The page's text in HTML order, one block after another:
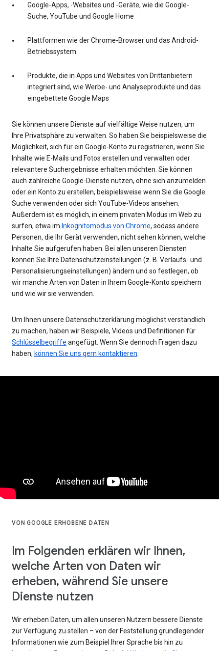
Google-Apps, -Websites und -Geräte, wie die Google-
Suche, YouTube und Google Home
Plattformen wie der Chrome-Browser und das Android-
Betriebssystem
Produkte, die in Apps und Websites von Drittanbietern
integriert sind, wie Werbe- und Analyseprodukte und das
eingebettete Google Maps
Sie können unsere Dienste auf vielfältige Weise nutzen, um
Ihre Privatsphäre zu verwalten. So haben Sie beispielsweise die
Möglichkeit, sich für ein Google-Konto zu registrieren, wenn Sie
Inhalte wie E-Mails und Fotos erstellen und verwalten oder
relevantere Suchergebnisse erhalten möchten. Sie können
auch zahlreiche Google-Dienste nutzen, ohne sich anzumelden
oder ein Konto zu erstellen, beispielsweise wenn Sie die Google
Suche verwenden oder sich YouTube-Videos ansehen.
Außerdem ist es möglich, in einem privaten Modus im Web zu
surfen, etwa im Inkognitomodus von Chrome, sodass andere
Personen, die Ihr Gerät verwenden, nicht sehen können, welche
Inhalte Sie aufgerufen haben. Bei allen unseren Diensten
können Sie Ihre Datenschutzeinstellungen (z. B. Verlaufs- und
Personalisierungseinstellungen) ändern und so festlegen, ob
wir manche Arten von Daten in Ihrem Google-Konto speichern
und wie wir sie verwenden.
Um Ihnen unsere Datenschutzerklärung möglichst verständlich
zu machen, haben wir Beispiele, Videos und Definitionen für
Schlüsselbegriffe angefügt. Wenn Sie dennoch Fragen dazu
haben, können Sie uns gern kontaktieren
VON GOOGLE ERHOBENE DATEN
Im Folgenden erklären wir Ihnen,
welche Arten von Daten wir
erheben, während Sie unsere
Dienste nutzen
Wir erheben Daten, um allen unseren Nutzern bessere Dienste
zur Verfügung zu stellen – von der Feststellung grundlegender
Informationen wie zum Beispiel Ihrer Sprache bis hin zu